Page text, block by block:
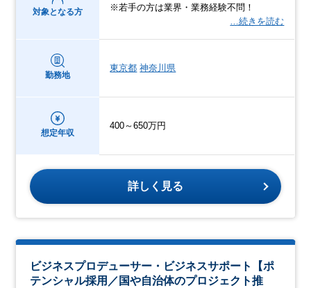
対象となる方
※若手の方は業界・業務経験不問！
…続きを読む
勤務地
東京都 神奈川県
想定年収
400～650万円
詳しく見る
ビジネスプロデューサー・ビジネスサポート【ポ
テンシャル採用／国や自治体のプロジェクト推